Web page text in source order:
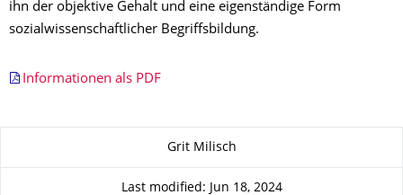
ihn der objektive Gehalt und eine eigenständige Form
sozialwissenschaftlicher Begriffsbildung.
Informationen als PDF
Grit Milisch
Last modified: Jun 18, 2024